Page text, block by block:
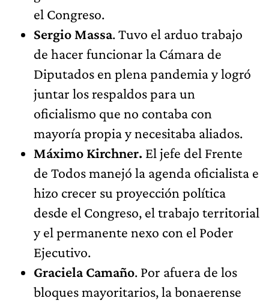
el Congreso.
Sergio Massa. Tuvo el arduo trabajo
de hacer funcionar la Cámara de
Diputados en plena pandemia y logró
juntar los respaldos para un
oficialismo que no contaba con
mayoría propia y necesitaba aliados.
Máximo Kirchner. El jefe del Frente
de Todos manejó la agenda oficialista e
hizo crecer su proyección política
desde el Congreso, el trabajo territorial
y el permanente nexo con el Poder
Ejecutivo.
Graciela Camaño. Por afuera de los
bloques mayoritarios, la bonaerense